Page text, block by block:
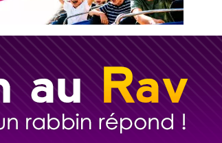
pour Sauvez la jambe de Yohan
Box Music
sur WhatsApp
sur WhatsApp
sur WhatsApp
pour Tsédaka : pauvres d'Israel